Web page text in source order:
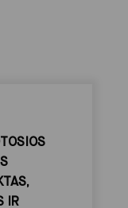
IR